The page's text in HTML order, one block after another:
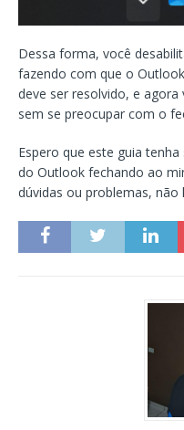
Dessa forma, você
fazendo com que o
deve ser resolvido, e
sem se preocupar com o
Espero que este guia
do Outlook fechando ao
dúvidas ou problemas,